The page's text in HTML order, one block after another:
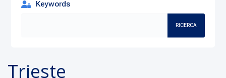
Keywords
RICERCA
Trieste